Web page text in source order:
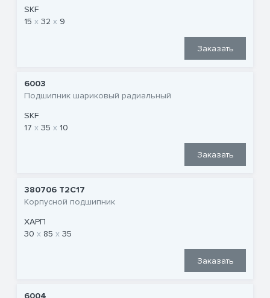
SKF
15
32 9
Заказать
6003
Подшипник шариковый радиальный
SKF
17
35 10
Заказать
380706 T2C17
Корпусной подшипник
ХАРП
30
85 35
Заказать
6004